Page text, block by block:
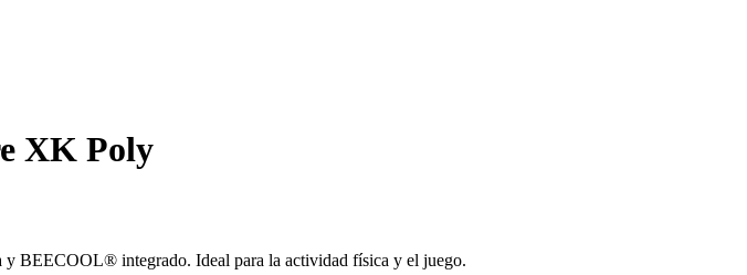
XK Poly
BEECOOL® integrado. Ideal para la actividad física y el juego.